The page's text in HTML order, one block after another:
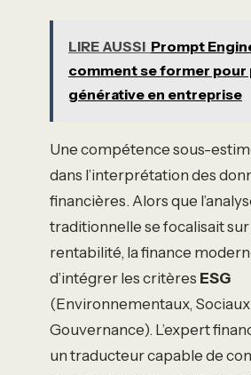
LIRE AUSSI Prompt
comment se former pour
générative en entreprise
Une compétence sous-
dans l’interprétation des
financières. Alors que
traditionnelle se focalisait sur
rentabilité, la finance
d’intégrer les critères ESG
(Environnementaux,
Gouvernance). L’expert
un traducteur capable de